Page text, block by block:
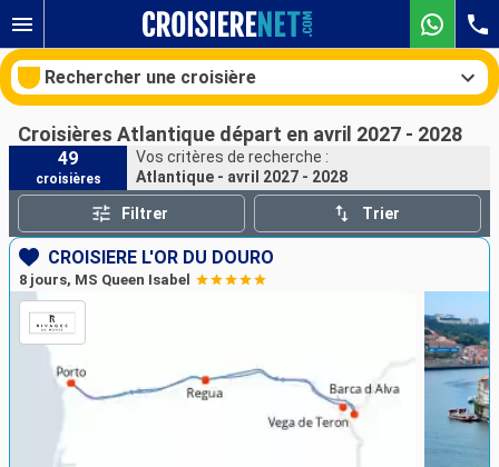
Rechercher une croisière
Nos destinations
Mois de départ
Ports
Croisières Atlantique départ en avril 2027 - 2028
49
croisières
Vos critères de recherche :
Atlantique - avril 2027 - 2028
Filtrer Trier
CROISIÈRE L'OR DU DOURO
8 jours, MS Queen Isabel